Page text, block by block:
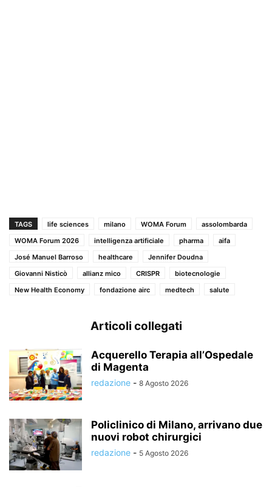
TAGS life sciences milano WOMA Forum
assolombarda
WOMA Forum 2026
intelligenza artificiale pharma
aifa
José Manuel Barroso
healthcare
Jennifer Doudna
Giovanni Nisticò
allianz mico CRISPR
biotecnologie
New Health Economy
fondazione airc medtech salute
Articoli collegati
Acquerello Terapia all’Ospedale
di Magenta
redazione - 8 Agosto 2026
Policlinico di Milano, arrivano due
nuovi robot chirurgici
redazione - 5 Agosto 2026